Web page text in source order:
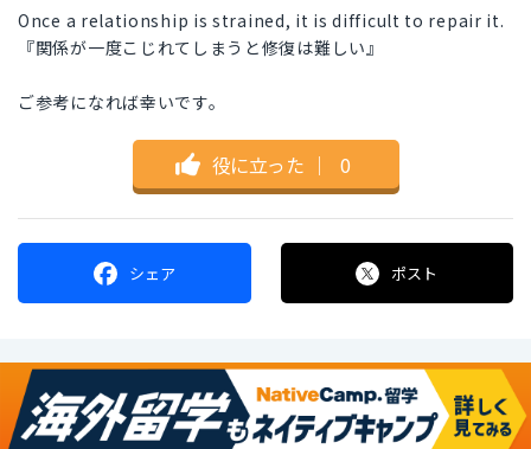
Once a relationship is strained, it is difficult to repair it.
『関係が一度こじれてしまうと修復は難しい』
ご参考になれば幸いです。
役に立った ｜ 0
シェア ポスト